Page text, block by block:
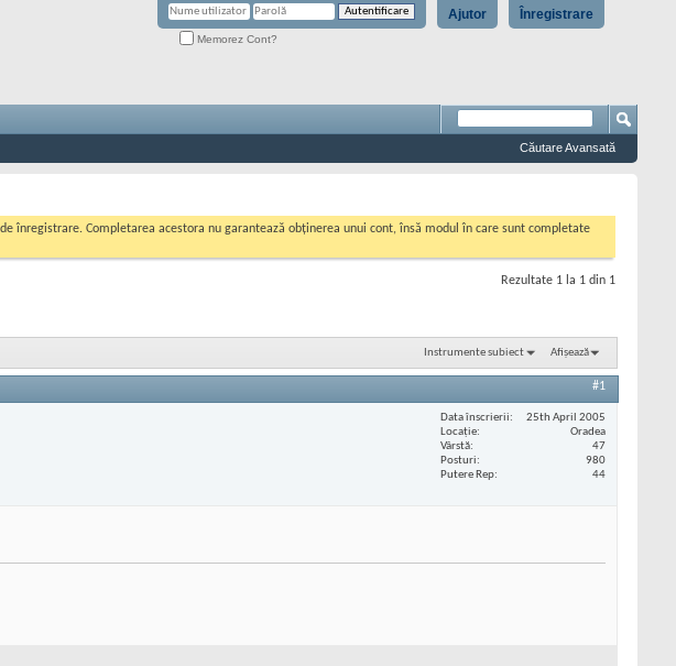
Înregistrare
Ajutor
Memorez Cont?
Căutare Avansată
înregistrare. Completarea acestora nu garantează obținerea unui cont, însă modul în care sunt completate
Rezultate 1 la 1 din 1
Instrumente subiect Afișează
#1
Data înscrierii
25th April 2005
Locaţie
Oradea
Vârstă
47
Posturi
980
Putere Rep
44